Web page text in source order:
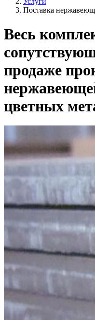
Поставка
Весь
продаже
цветных